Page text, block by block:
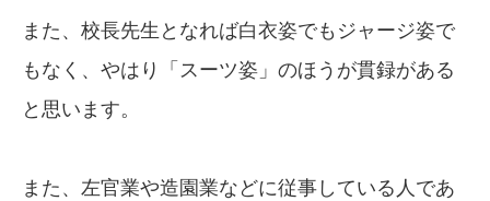
また、校長先生となれば白衣姿でもジャージ姿で
もなく、やはり「スーツ姿」のほうが貫録がある
と思います。
また、左官業や造園業などに従事している人であ